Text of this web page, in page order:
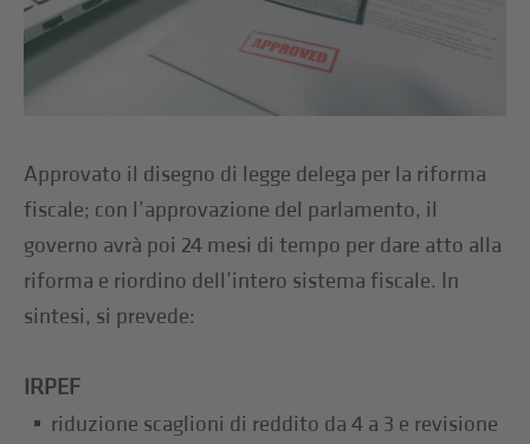
Approvato il disegno di legge delega per la riforma
fiscale; con l’approvazione del parlamento, il
governo avrà poi 24 mesi di tempo per dare atto alla
riforma e riordino dell’intero sistema fiscale. In
sintesi, si prevede:
IRPEF
riduzione scaglioni di reddito da 4 a 3 e revisione